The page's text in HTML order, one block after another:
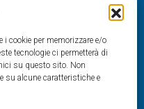
i cookie per memorizzare e/o
tecnologie ci permetterà di
su questo sito. Non
su alcune caratteristiche e